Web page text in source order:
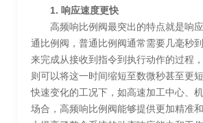
1. 响应速度更快
高频响比例阀最突出的特点就是响
通比例阀，普通比例阀通常需要几毫秒
来完成从接收到指令到执行动作的过程
则可以将这一时间缩短至数微秒甚至更
快速变化的工况下，如高速加工中心、
场合，高频响比例阀能够提供更加精准